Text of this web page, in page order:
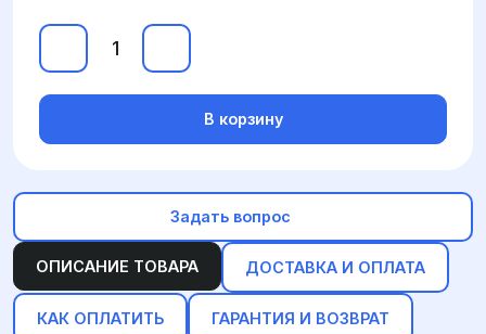
ОПИСАНИЕ ТОВАРА ДОСТАВКА И ОПЛАТА
КАК ОПЛАТИТЬ ГАРАНТИЯ И ВОЗВРАТ
В корзину
Задать вопрос